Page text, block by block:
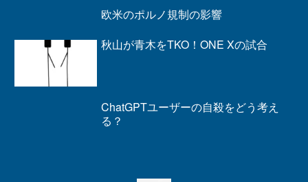
欧米のポルノ規制の影響
秋山が青木をTKO！ONE Xの試合
ChatGPTユーザーの自殺をどう考え
る？